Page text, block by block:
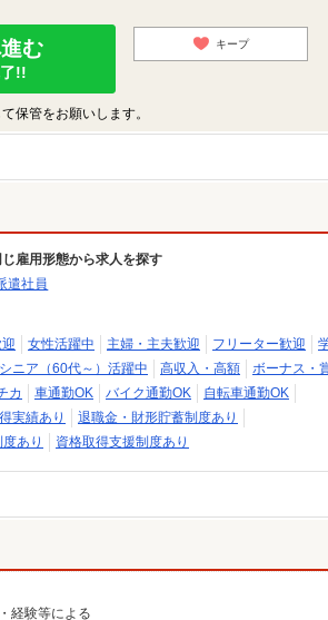
む
!!
キープ
保管をお願いします。
じ雇用形態から求人を探す
遣社員
女性活躍中 主婦・主夫歓迎 フリーター歓迎
シニア（60代～）活躍中 高収入・高額
ボーナス・
カ 車通勤OK バイク通勤OK
自転車通勤OK
実績あり
退職金・財形貯蓄制度あり
あり 資格取得支援制度あり
経験等による